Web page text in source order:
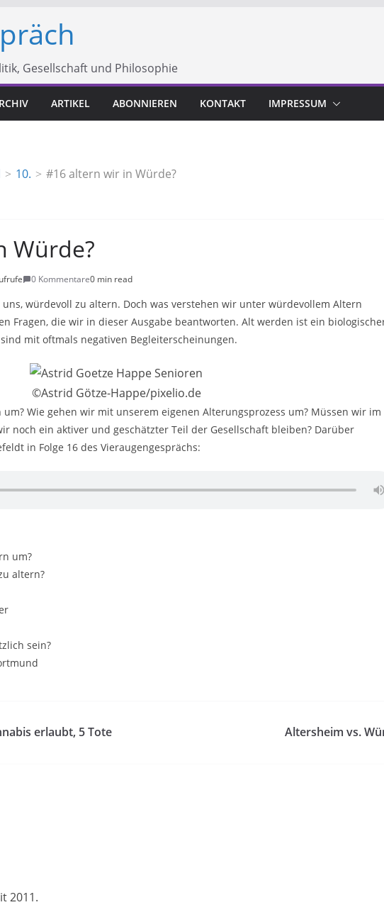
Gesellschaft und Philosophie
ARTIKEL ABONNIEREN KONTAKT IMPRESSUM
10. #16 altern wir in Würde?
Würde?
0 Kommentare0 min read
würdevoll zu altern. Doch was verstehen wir unter würdevollem Altern
Fragen, die wir in dieser Ausgabe beantworten. Alt werden ist ein
mit oftmals negativen Begleiterscheinungen.
©Astrid Götze-Happe/pixelio.de
Wie gehen wir mit unserem eigenen Alterungsprozess um? Müssen wir im
noch ein aktiver und geschätzter Teil der Gesellschaft bleiben? Darüber
in Folge 16 des Vieraugengesprächs:
um?
altern?
sein?
erlaubt, 5 Tote Altersheim vs.
2011.